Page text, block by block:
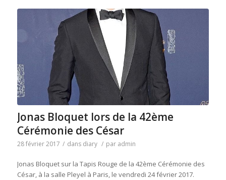
Jonas Bloquet lors de la 42ème
Cérémonie des César
28 février 2017 / dans diary / par admin
Jonas Bloquet sur la Tapis Rouge de la 42ème Cérémonie des
César, à la salle Pleyel à Paris, le vendredi 24 février 2017.